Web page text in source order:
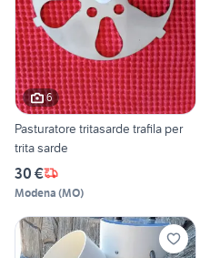
6
Pasturatore tritasarde trafila per
trita sarde
30 €
Modena (MO)